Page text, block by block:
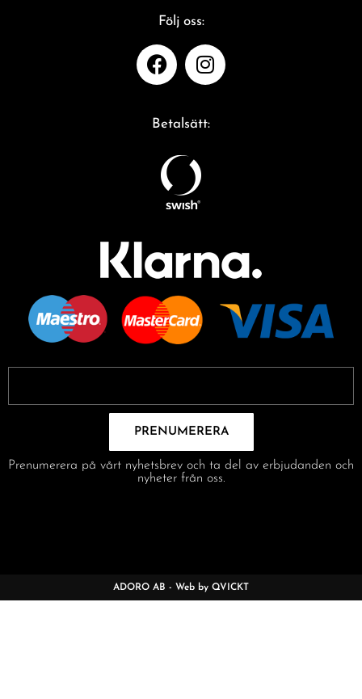
Följ oss:
Betalsätt:
PRENUMERERA
Prenumerera på vårt nyhetsbrev och ta del av erbjudanden och
nyheter från oss.
ADORO AB - Web by QVICKT